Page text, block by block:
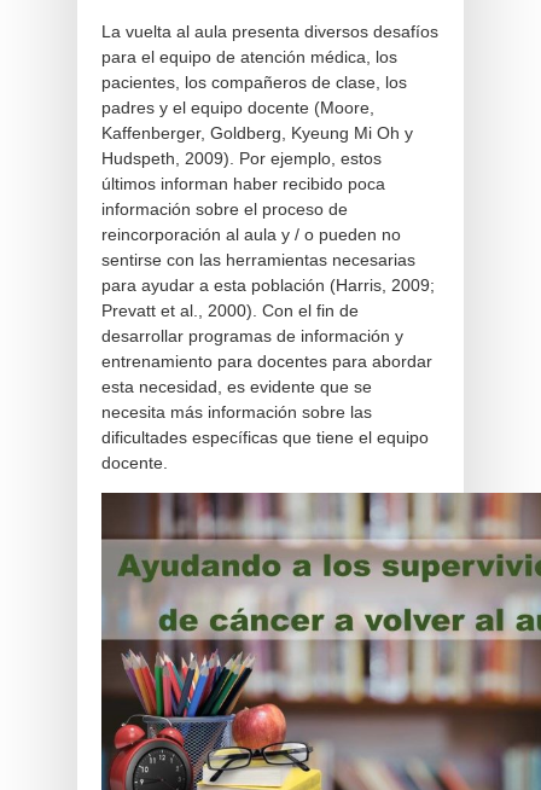
La vuelta al aula presenta diversos desafíos
para el equipo de atención médica, los
pacientes, los compañeros de clase, los
padres y el equipo docente (Moore,
Kaffenberger, Goldberg, Kyeung Mi Oh y
Hudspeth, 2009). Por ejemplo, estos
últimos informan haber recibido poca
información sobre el proceso de
reincorporación al aula y / o pueden no
sentirse con las herramientas necesarias
para ayudar a esta población (Harris, 2009;
Prevatt et al., 2000). Con el fin de
desarrollar programas de información y
entrenamiento para docentes para abordar
esta necesidad, es evidente que se
necesita más información sobre las
dificultades específicas que tiene el equipo
docente.